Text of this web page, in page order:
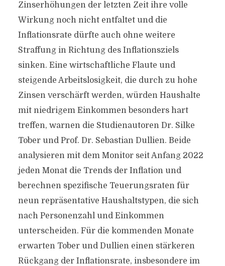
Zinserhöhungen der letzten Zeit ihre volle
Wirkung noch nicht entfaltet und die
Inflationsrate dürfte auch ohne weitere
Straffung in Richtung des Inflationsziels
sinken. Eine wirtschaftliche Flaute und
steigende Arbeitslosigkeit, die durch zu hohe
Zinsen verschärft werden, würden Haushalte
mit niedrigem Einkommen besonders hart
treffen, warnen die Studienautoren Dr. Silke
Tober und Prof. Dr. Sebastian Dullien. Beide
analysieren mit dem Monitor seit Anfang 2022
jeden Monat die Trends der Inflation und
berechnen spezifische Teuerungsraten für
neun repräsentative Haushaltstypen, die sich
nach Personenzahl und Einkommen
unterscheiden. Für die kommenden Monate
erwarten Tober und Dullien einen stärkeren
Rückgang der Inflationsrate, insbesondere im